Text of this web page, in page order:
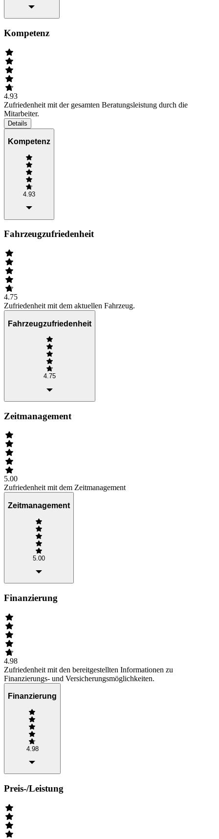
Kompetenz
4.93
Zufriedenheit mit der gesamten Beratungsleistung durch die
Mitarbeiter.
Details
Kompetenz
4.93
Fahrzeugzufriedenheit
4.75
Zufriedenheit mit dem aktuellen Fahrzeug.
Fahrzeugzufriedenheit
4.75
Zeitmanagement
5.00
Zufriedenheit mit dem Zeitmanagement
Zeitmanagement
5.00
Finanzierung
4.98
Zufriedenheit mit den bereitgestellten Informationen zu
Finanzierungs- und Versicherungsmöglichkeiten.
Finanzierung
4.98
Preis-/Leistung